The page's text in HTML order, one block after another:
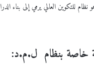
للتكوين العالي يرمي إلى بناء